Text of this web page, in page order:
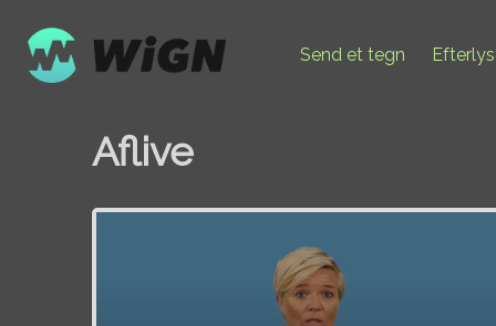
Send et tegn
Aflive